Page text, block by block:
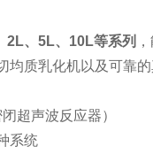
2L、5L、10L等系列
均质乳化机以及可靠
超声波反应器）
系统